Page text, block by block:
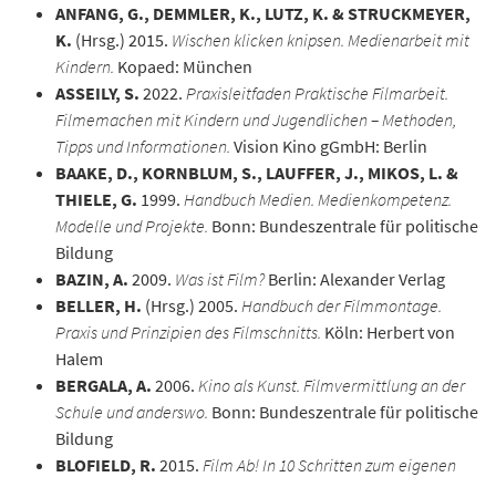
ANFANG, G., DEMMLER, K., LUTZ, K. & STRUCKMEYER,
K. (Hrsg.) 2015. Wischen klicken knipsen. Medienarbeit mit
Kindern. Kopaed: München
ASSEILY, S. 2022. Praxisleitfaden Praktische Filmarbeit.
Filmemachen mit Kindern und Jugendlichen – Methoden,
Tipps und Informationen. Vision Kino gGmbH: Berlin
BAAKE, D., KORNBLUM, S., LAUFFER, J., MIKOS, L. &
THIELE, G. 1999. Handbuch Medien. Medienkompetenz.
Modelle und Projekte. Bonn: Bundeszentrale für politische
Bildung
BAZIN, A. 2009. Was ist Film?Berlin: Alexander Verlag
BELLER, H. (Hrsg.) 2005. Handbuch der Filmmontage.
Praxis und Prinzipien des Filmschnitts. Köln: Herbert von
Halem
BERGALA, A. 2006. Kino als Kunst. Filmvermittlung an der
Schule und anderswo. Bonn: Bundeszentrale für politische
Bildung
BLOFIELD, R. 2015. Film Ab! In 10 Schritten zum eigenen